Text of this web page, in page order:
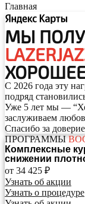
Главная
МЫ
С 2026 года эту
подряд
Уже 5 лет мы —
заслуживаем
Спасибо за доверие
ПРОГРАММЫ
Комплексные
снижении
от 34 425 ₽
Узнать об акции
Узнать о процедуре